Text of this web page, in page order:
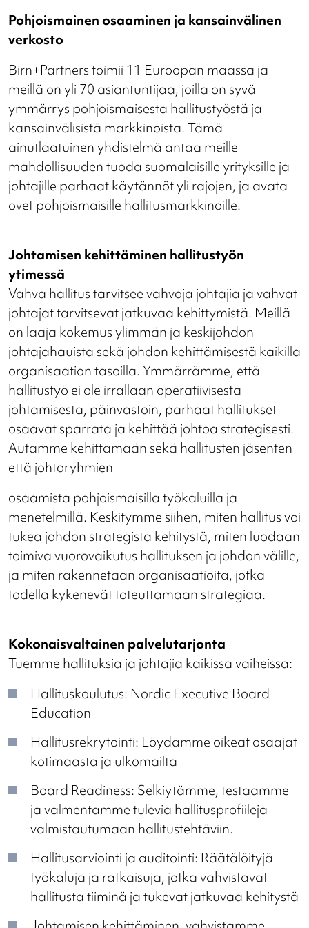
Pohjoismainen osaaminen ja kansainvälinen
verkosto
Birn+Partners toimii 11 Euroopan maassa ja
meillä on yli 70 asiantuntijaa, joilla on syvä
ymmärrys pohjoismaisesta hallitustyöstä ja
kansainvälisistä markkinoista. Tämä
ainutlaatuinen yhdistelmä antaa meille
mahdollisuuden tuoda suomalaisille yrityksille ja
johtajille parhaat käytännöt yli rajojen, ja avata
ovet pohjoismaisille hallitusmarkkinoille.
Johtamisen kehittäminen hallitustyön
ytimessä
Vahva hallitus tarvitsee vahvoja johtajia ja vahvat
johtajat tarvitsevat jatkuvaa kehittymistä. Meillä
on laaja kokemus ylimmän ja keskijohdon
johtajahauista sekä johdon kehittämisestä kaikilla
organisaation tasoilla. Ymmärrämme, että
hallitustyö ei ole irrallaan operatiivisesta
johtamisesta, päinvastoin, parhaat hallitukset
osaavat sparrata ja kehittää johtoa strategisesti.
Autamme kehittämään sekä hallitusten jäsenten
että johtoryhmien
osaamista pohjoismaisilla työkaluilla ja
menetelmillä. Keskitymme siihen, miten hallitus voi
tukea johdon strategista kehitystä, miten luodaan
toimiva vuorovaikutus hallituksen ja johdon välille,
ja miten rakennetaan organisaatioita, jotka
todella kykenevät toteuttamaan strategiaa.
Kokonaisvaltainen palvelutarjonta
Tuemme hallituksia ja johtajia kaikissa vaiheissa:
Hallituskoulutus: Nordic Executive Board
Education
Hallitusrekrytointi: Löydämme oikeat osaajat
kotimaasta ja ulkomailta
Board Readiness: Selkiytämme, testaamme
ja valmentamme tulevia hallitusprofiileja
valmistautumaan hallitustehtäviin.
Hallitusarviointi ja auditointi: Räätälöityjä
työkaluja ja ratkaisuja, jotka vahvistavat
hallitusta tiiminä ja tukevat jatkuvaa kehitystä